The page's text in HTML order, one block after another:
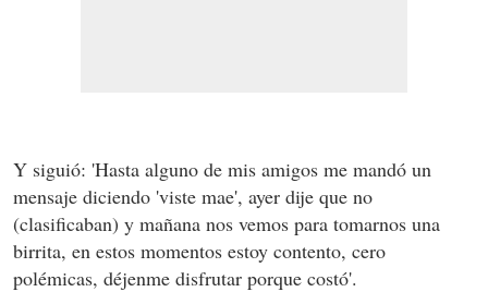
Y siguió: 'Hasta alguno de mis amigos me mandó un
mensaje diciendo 'viste mae', ayer dije que no
(clasificaban) y mañana nos vemos para tomarnos una
birrita, en estos momentos estoy contento, cero
polémicas, déjenme disfrutar porque costó'.